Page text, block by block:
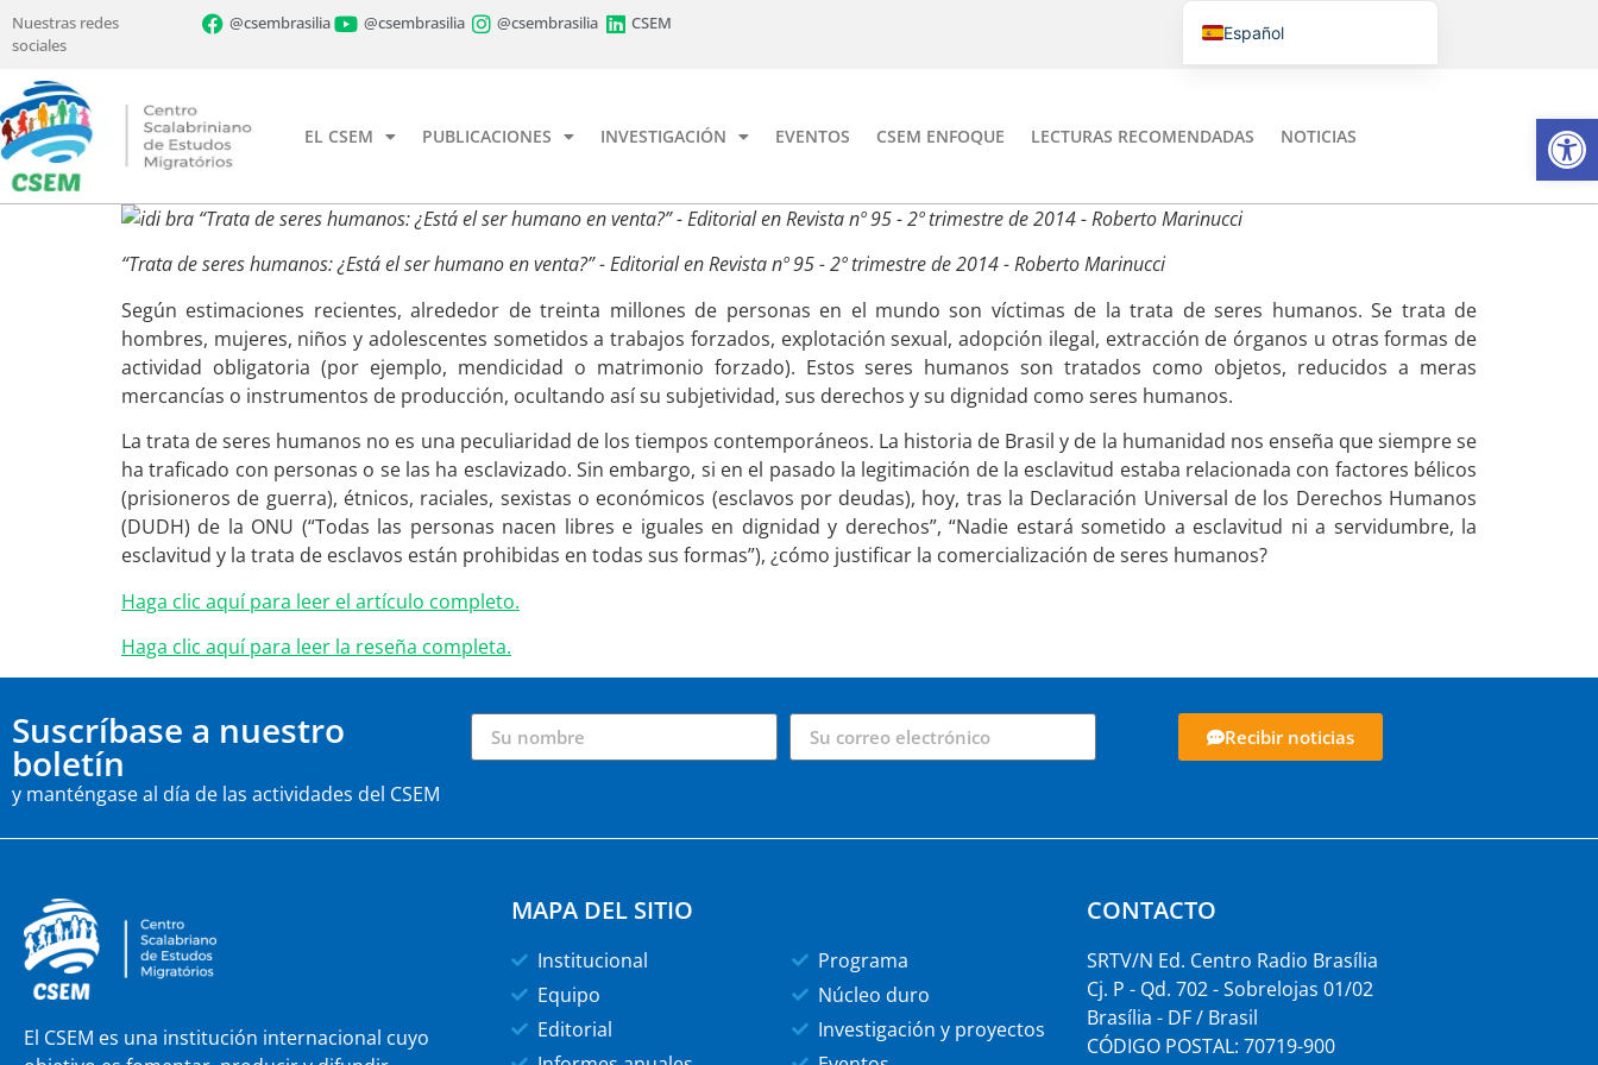
Nuestras redes
sociales
@csembrasilia @csembrasilia @csembrasilia CSEM
EL CSEM PUBLICACIONES INVESTIGACIÓN EVENTOS CSEM ENFOQUE LECTURAS RECOMENDADAS NOTICIAS
“Trata de seres humanos: ¿Está el ser humano en venta?” - Editorial en Revista nº 95 - 2º trimestre de 2014 - Roberto Marinucci
“Trata de seres humanos: ¿Está el ser humano en venta?” - Editorial en Revista nº 95 - 2º trimestre de 2014 - Roberto Marinucci
Según estimaciones recientes, alrededor de treinta millones de personas en el mundo son víctimas de la trata de seres humanos. Se trata de
hombres, mujeres, niños y adolescentes sometidos a trabajos forzados, explotación sexual, adopción ilegal, extracción de órganos u otras formas de
actividad obligatoria (por ejemplo, mendicidad o matrimonio forzado). Estos seres humanos son tratados como objetos, reducidos a meras
mercancías o instrumentos de producción, ocultando así su subjetividad, sus derechos y su dignidad como seres humanos.
La trata de seres humanos no es una peculiaridad de los tiempos contemporáneos. La historia de Brasil y de la humanidad nos enseña que siempre se
ha traficado con personas o se las ha esclavizado. Sin embargo, si en el pasado la legitimación de la esclavitud estaba relacionada con factores bélicos
(prisioneros de guerra), étnicos, raciales, sexistas o económicos (esclavos por deudas), hoy, tras la Declaración Universal de los Derechos Humanos
(DUDH) de la ONU (“Todas las personas nacen libres e iguales en dignidad y derechos”, “Nadie estará sometido a esclavitud ni a servidumbre, la
esclavitud y la trata de esclavos están prohibidas en todas sus formas”), ¿cómo justificar la comercialización de seres humanos?
Haga clic aquí para leer el artículo completo.
Haga clic aquí para leer la reseña completa.
Suscríbase a nuestro
boletín
y manténgase al día de las actividades del CSEM
Recibir noticias
El CSEM es una institución internacional cuyo
MAPA DEL SITIO
Institucional
Equipo
Editorial
Programa
Núcleo duro
Investigación y proyectos
CONTACTO
SRTV/N Ed. Centro Radio Brasília
Cj. P - Qd. 702 - Sobrelojas 01/02
Brasília - DF / Brasil
CÓDIGO POSTAL: 70719-900
Español